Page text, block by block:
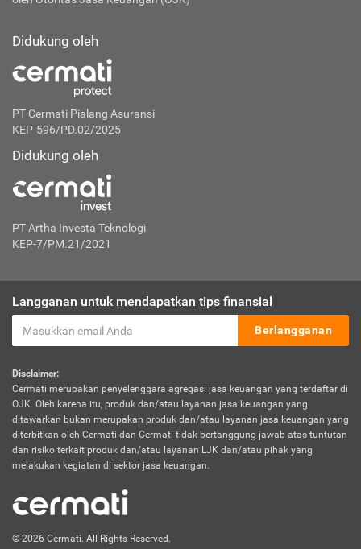
Didukung oleh
PT Cermati Pialang Asuransi
KEP-596/PD.02/2025
Didukung oleh
PT Artha Investa Teknologi
KEP-7/PM.21/2021
Langganan untuk mendapatkan tips finansial
Berlangganan
Disclaimer:
Cermati merupakan penyelenggara agregasi jasa keuangan yang terdaftar di
OJK. Oleh karena itu, produk dan/atau layanan jasa keuangan yang
ditawarkan bukan merupakan produk dan/atau layanan jasa keuangan yang
diterbitkan oleh Cermati dan Cermati tidak bertanggung jawab atas tuntutan
dan risiko terkait produk dan/atau layanan LJK dan/atau pihak yang
melakukan kegiatan di sektor jasa keuangan.
© 2026 Cermati. All Rights Reserved.